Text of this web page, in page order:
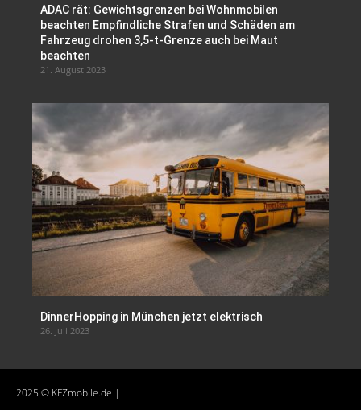
ADAC rät: Gewichtsgrenzen bei Wohnmobilen
beachten Empfindliche Strafen und Schäden am
Fahrzeug drohen 3,5-t-Grenze auch bei Maut
beachten
21. August 2023
DinnerHopping in München jetzt elektrisch
26. Juli 2023
2025 © KFZmobile.de |